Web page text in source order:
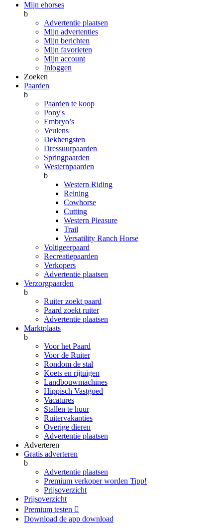
Mijn ehorses
b
Advertentie plaatsen
Mijn advertenties
Mijn berichten
Mijn favorieten
Mijn account
Inloggen
Zoeken
Paarden
b
Paarden te koop
Pony's
Embryo’s
Veulens
Dekhengsten
Dressuurpaarden
Springpaarden
Westernpaarden
b
Western Riding
Reining
Cowhorse
Cutting
Western Pleasure
Trail
Versatility Ranch Horse
Voltigeerpaard
Recreatiepaarden
Verkopers
Advertentie plaatsen
Verzorgpaarden
b
Ruiter zoekt paard
Paard zoekt ruiter
Advertentie plaatsen
Marktplaats
b
Voor het Paard
Voor de Ruiter
Rondom de stal
Koets en rijtuigen
Landbouwmachines
Hippisch Vastgoed
Vacatures
Stallen te huur
Ruitervakanties
Overige dieren
Advertentie plaatsen
Adverteren
Gratis adverteren
b
Advertentie plaatsen
Premium verkoper worden Tipp!
Prijsoverzicht
Prijsoverzicht
Premium testen 
Download de app download